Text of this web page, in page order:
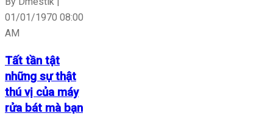
01/01/1970 08:00
AM
Tất tần tật
những sự thật
thú vị của máy
rửa bát mà bạn